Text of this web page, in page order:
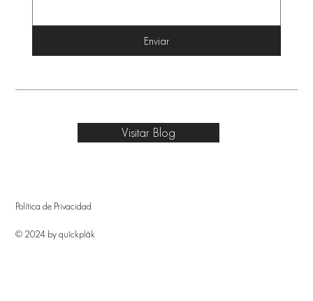
Enviar
Política de Privacidad
© 2024 by quîckplâk
Visitar Blog